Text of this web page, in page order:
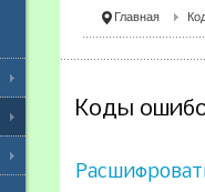
Главная
Коды